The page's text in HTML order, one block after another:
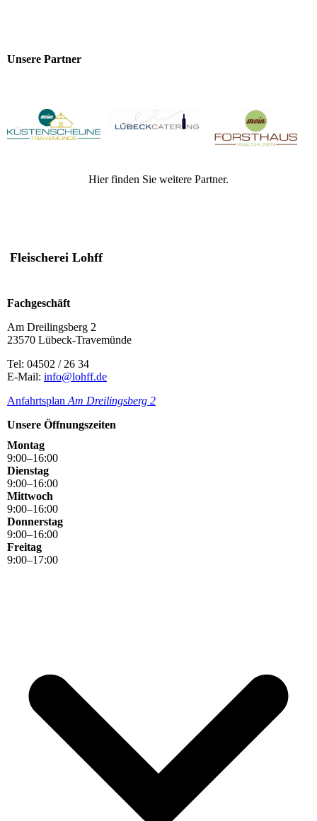
Unsere Partner
Hier finden Sie weitere Partner.
Fleischerei Lohff
Fachgeschäft
Am Dreilingsberg 2
23570 Lübeck-Travemünde
Tel: 04502 / 26 34
E-Mail: info@lohff.de
Anfahrtsplan Am Dreilingsberg 2
Unsere Öffnungszeiten
Montag
9:00–16:00
Dienstag
9:00–16:00
Mittwoch
9:00–16:00
Donnerstag
9:00–16:00
Freitag
9:00–17:00